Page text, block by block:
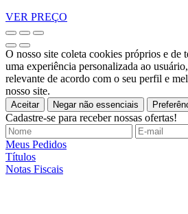
VER PREÇO
O nosso site coleta cookies próprios e de
uma experiência personalizada ao
relevante de acordo com o seu perfil e
nosso site.
Aceitar Negar não essenciais
Cadastre-se para receber nossas ofertas!
Meus Pedidos
Títulos
Notas Fiscais